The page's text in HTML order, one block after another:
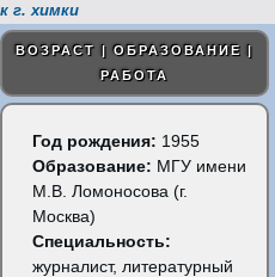
г. химки
ВОЗРАСТ | ОБРАЗОВАНИЕ |
РАБОТА
Год рождения: 1955
Образование: МГУ имени
М.В. Ломоносова (г.
Москва)
Специальность:
журналист, литературный